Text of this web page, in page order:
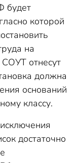
будет
которой
на
СОУТ отнесут
должна
оснований
классу.
достаточно